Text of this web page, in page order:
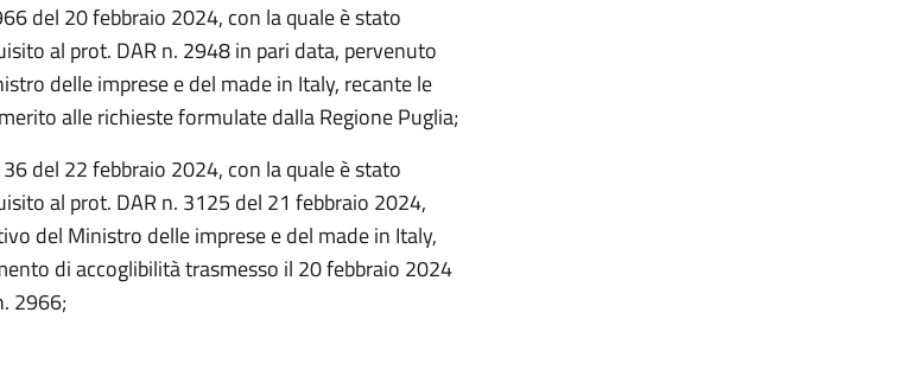
del 20 febbraio 2024, con la quale è stato
al prot. DAR n. 2948 in pari data, pervenuto
delle imprese e del made in Italy, recante le
alle richieste formulate dalla Regione Puglia;
del 22 febbraio 2024, con la quale è stato
al prot. DAR n. 3125 del 21 febbraio 2024,
del Ministro delle imprese e del made in Italy,
di accoglibilità trasmesso il 20 febbraio 2024
2966;